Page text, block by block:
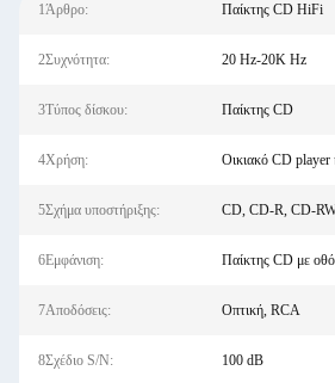
1Άρθρο: Παίκτης CD HiFi
2Συχνότητα: 20 Hz-20K Hz
3Τύπος δίσκου: Παίκτης CD
4Χρήση: Οικιακό CD player
5Σχήμα υποστήριξης: CD, CD-R, CD-
6Εμφάνιση: Παίκτης CD με
7Αποδόσεις: Οπτική, RCA
8Σχέδιο S/N: 100 dB